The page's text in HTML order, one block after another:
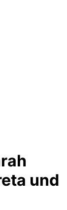
und